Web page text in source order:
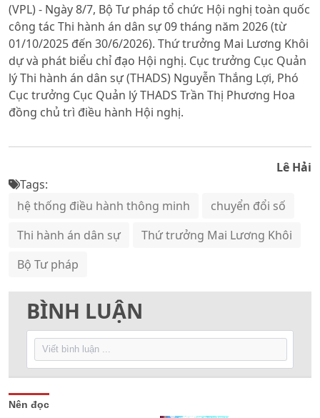
10s
10s
(VPL) - Ngày 8/7, Bộ Tư pháp tổ chức Hội nghị toàn quốc
công tác Thi hành án dân sự 09 tháng năm 2026 (từ
01/10/2025 đến 30/6/2026). Thứ trưởng Mai Lương Khôi
dự và phát biểu chỉ đạo Hội nghị. Cục trưởng Cục Quản
lý Thi hành án dân sự (THADS) Nguyễn Thắng Lợi, Phó
Cục trưởng Cục Quản lý THADS Trần Thị Phương Hoa
đồng chủ trì điều hành Hội nghị.
Lê Hải
Tags:
hệ thống điều hành thông minh
chuyển đổi số
Thi hành án dân sự
Thứ trưởng Mai Lương Khôi
Bộ Tư pháp
BÌNH LUẬN
Nên đọc